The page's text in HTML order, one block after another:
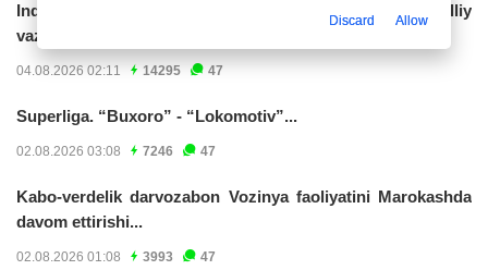
Indoneziya prezidenti JCH-2030ga chiqishni umummilliy
vazifa deb...
04.08.2026 02:11 14295 47
Superliga. “Buxoro” - “Lokomotiv”...
02.08.2026 03:08 7246 47
Kabo-verdelik darvozabon Vozinya faoliyatini Marokashda
davom ettirishi...
02.08.2026 01:08 3993 47
Discard Allow